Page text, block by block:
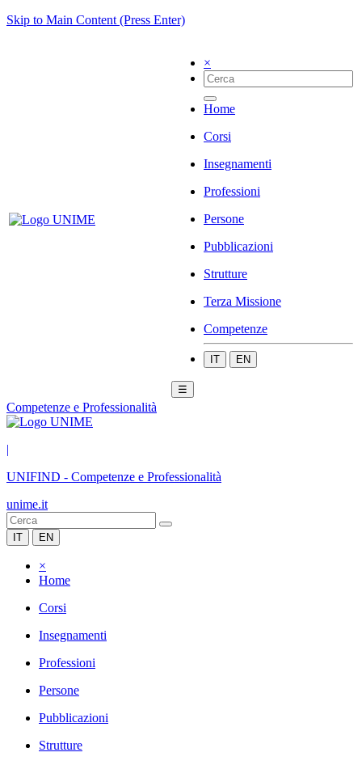
Skip to Main Content (Press Enter)
×
Home
Corsi
Insegnamenti
Professioni
Persone
Pubblicazioni
Strutture
Terza Missione
Competenze
IT EN
☰
Competenze e Professionalità
|
UNIFIND - Competenze e Professionalità
unime.it
IT EN
×
Home
Corsi
Insegnamenti
Professioni
Persone
Pubblicazioni
Strutture